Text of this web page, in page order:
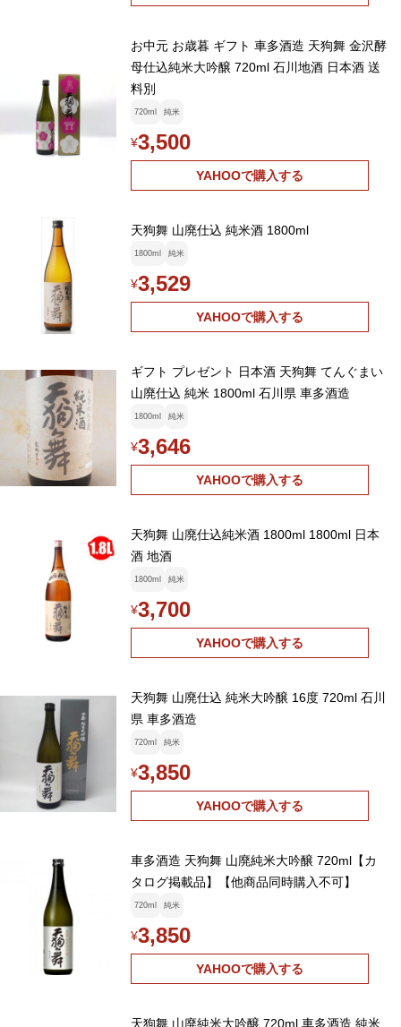
お中元 お歳暮 ギフト 車多酒造 天狗舞 金沢酵
母仕込純米大吟醸 720ml 石川地酒 日本酒 送
料別
720ml 純米
¥3,500
YAHOOで購入する
天狗舞 山廃仕込 純米酒 1800ml
1800ml 純米
¥3,529
YAHOOで購入する
ギフト プレゼント 日本酒 天狗舞 てんぐまい
山廃仕込 純米 1800ml 石川県 車多酒造
1800ml 純米
¥3,646
YAHOOで購入する
天狗舞 山廃仕込純米酒 1800ml 1800ml 日本
酒 地酒
1800ml 純米
¥3,700
YAHOOで購入する
天狗舞 山廃仕込 純米大吟醸 16度 720ml 石川
県 車多酒造
720ml 純米
¥3,850
YAHOOで購入する
車多酒造 天狗舞 山廃純米大吟醸 720ml【カ
タログ掲載品】【他商品同時購入不可】
720ml 純米
¥3,850
YAHOOで購入する
天狗舞 山廃純米大吟醸 720ml 車多酒造 純米